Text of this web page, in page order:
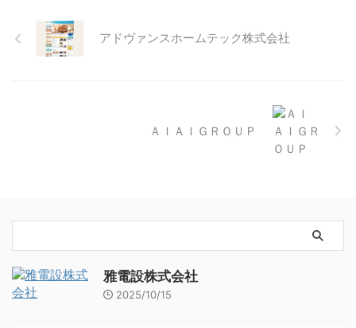
アドヴァンスホームテック株式会社
ＡＩＡＩＧＲＯＵＰ
雅電設株式会社
2025/10/15